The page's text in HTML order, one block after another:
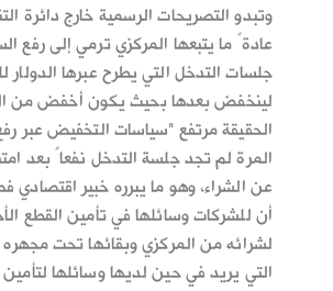
وتبدو التصريحات الرسمية خارج دائرة
عادةً ما يتبعها المركزي ترمي إلى رفع
جلسات التدخل التي يطرح عبرها الدولار
لينخفض بعدها بحيث يكون أخفض من
الحقيقة مرتفع "سياسات التخفيض عبر
المرة لم تجد جلسة التدخل نفعاً بعد
عن الشراء، وهو ما يبرره خبير
أن للشركات وسائلها في تأمين القطع
لشرائه من المركزي وبقائها تحت مجهره
التي يريد في حين لديها وسائلها لتأمين